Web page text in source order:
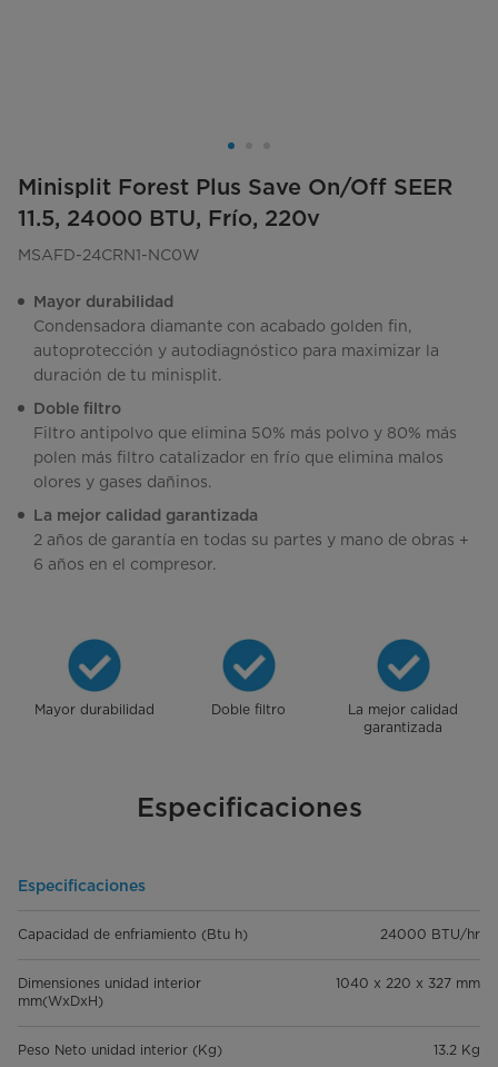
Minisplit Forest Plus Save On/Off SEER
11.5, 24000 BTU, Frío, 220v
MSAFD-24CRN1-NC0W
Mayor durabilidad
Condensadora diamante con acabado golden fin,
autoprotección y autodiagnóstico para maximizar la
duración de tu minisplit.
Doble filtro
Filtro antipolvo que elimina 50% más polvo y 80% más
polen más filtro catalizador en frío que elimina malos
olores y gases dañinos.
La mejor calidad garantizada
2 años de garantía en todas su partes y mano de obras +
6 años en el compresor.
Mayor durabilidad Doble filtro
La mejor calidad
garantizada
Especificaciones
Especificaciones
Capacidad de enfriamiento (Btu h) 24000 BTU/hr
Dimensiones unidad interior
mm(WxDxH)
1040 x 220 x 327 mm
Peso Neto unidad interior (Kg) 13.2 Kg